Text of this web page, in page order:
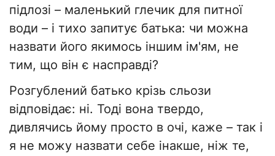
підлозі – маленький глечик для питної
води – і тихо запитує батька: чи можна
назвати його якимось іншим ім'ям, не
тим, що він є насправді?
​Розгублений батько крізь сльози
відповідає: ні. Тоді вона твердо,
дивлячись йому просто в очі, каже – так і
я не можу назвати себе інакше, ніж те,